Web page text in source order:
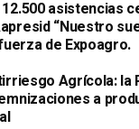
asistencias
“Nuestro
de Expoagro.
Agrícola: la
a